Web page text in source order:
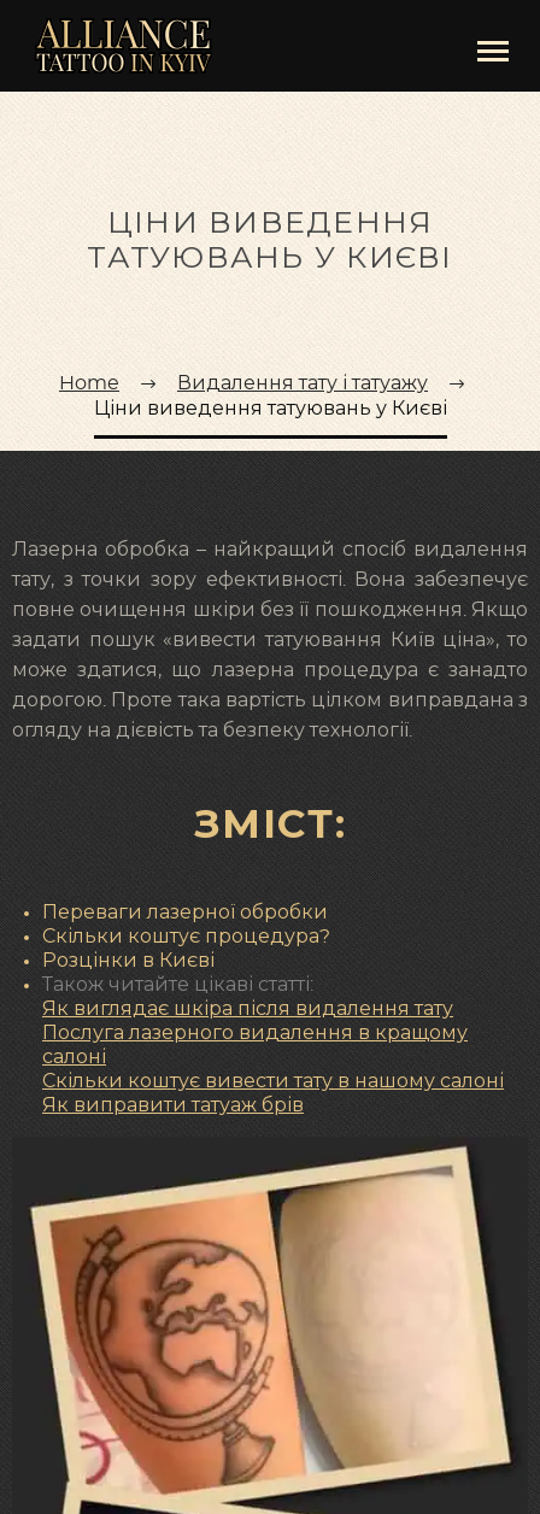
ЦІНИ ВИВЕДЕННЯ
ТАТУЮВАНЬ У КИЄВІ
Home
Видалення тату і татуажу
Ціни виведення татуювань у Києві
Лазерна обробка – найкращий спосіб видалення
тату, з точки зору ефективності. Вона забезпечує
повне очищення шкіри без її пошкодження. Якщо
задати пошук «вивести татуювання Київ ціна», то
може здатися, що лазерна процедура є занадто
дорогою. Проте така вартість цілком виправдана з
огляду на дієвість та безпеку технології.
ЗМІСТ:
Переваги лазерної обробки
Скільки коштує процедура?
Розцінки в Києві
Також читайте цікаві статті:
Як виглядає шкіра після видалення тату
Послуга лазерного видалення в кращому
салоні
Скільки коштує вивести тату в нашому салоні
Як виправити татуаж брів